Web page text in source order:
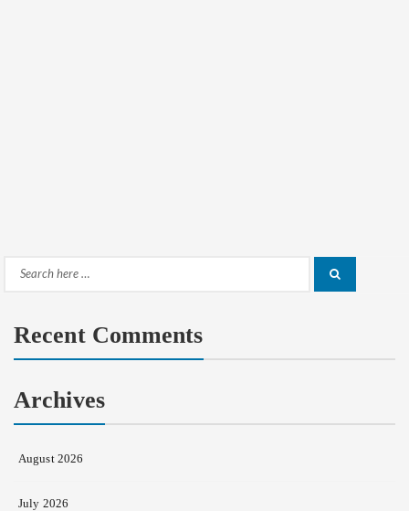
Search
Recent Comments
Archives
August 2026
July 2026